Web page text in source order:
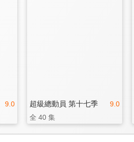
9.0 9.0
超級總動員 第十七季
全 40 集